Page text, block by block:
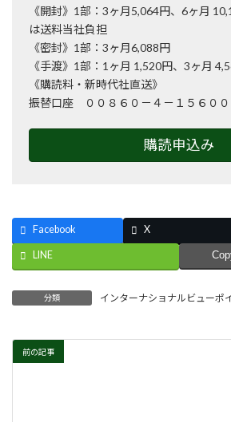
《開封》1部：3ヶ月5,064円、6ヶ月
は送料当社負担
《密封》1部：3ヶ月6,088円
《手渡》1部：1ヶ月 1,520円、3ヶ月
《購読料・新時代社直送》
振替口座 ００８６０－４－１５６０
購読申込み
Facebook X
LINE
分類 インターナショナルビューポ
前の記事